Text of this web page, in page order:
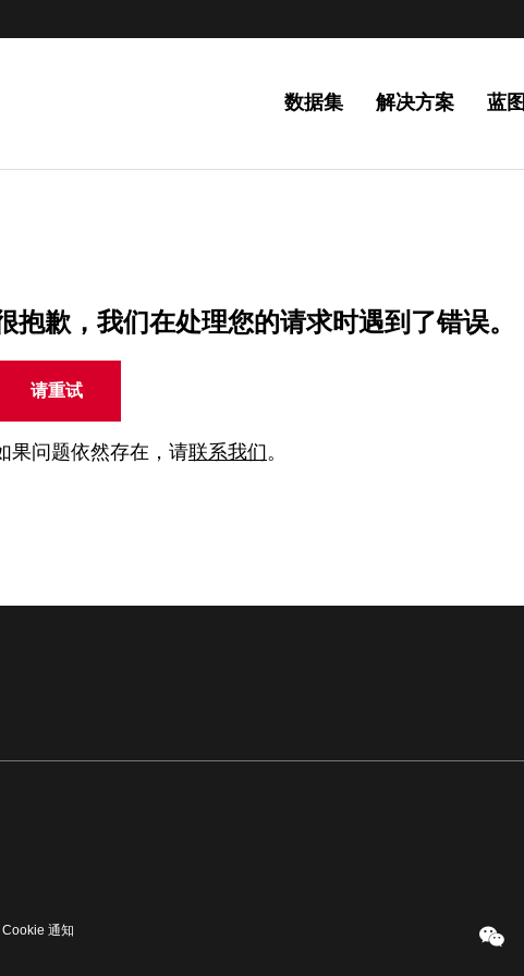
数据集 解决方案 蓝图
抱歉，我们在处理您的请求时遇到了错误。
请重试
果问题依然存在，请联系我们 。
Cookie 通知